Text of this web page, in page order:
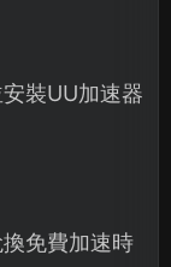
裝UU加速器
免費加速時